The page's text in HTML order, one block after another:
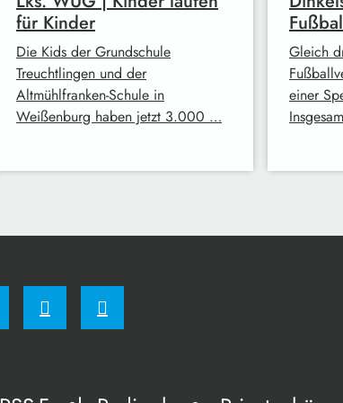
für Kinder
Die Kids der Grundschule
Treuchtlingen und der
Altmühlfranken-Schule in
Weißenburg haben jetzt 3.000 …
Gleich
einer